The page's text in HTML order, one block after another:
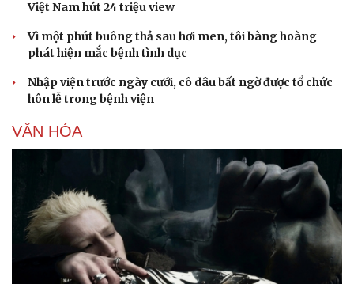
phát hiện mắc bệnh tình dục
hôn lễ trong bệnh viện
VĂN HÓA